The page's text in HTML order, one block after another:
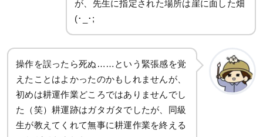
が、先生に指定された場所は崖に面した畑
(･_･;
操作を誤ったら死ぬ……という緊張感を覚
えたことはよかったのかもしれませんが、
初めは耕運作業どころではありませんでし
た（笑）耕運跡はガタガタでしたが、同級
生が教えてくれて無事に耕運作業を終える